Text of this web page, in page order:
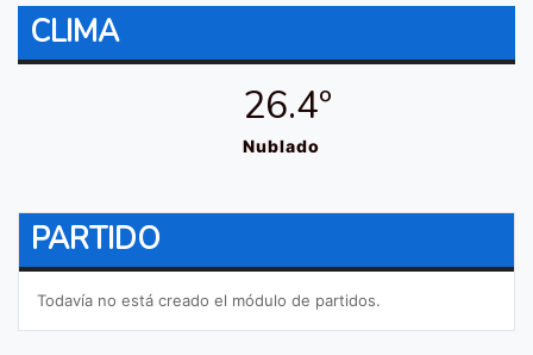
CLIMA
26.4º
Nublado
PARTIDO
Todavía no está creado el módulo de partidos.